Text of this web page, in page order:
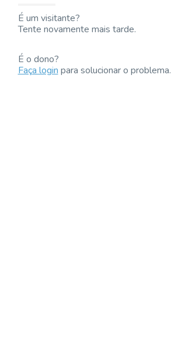
É um visitante?
Tente novamente mais tarde.
É o dono?
Faça loginpara solucionar o problema.